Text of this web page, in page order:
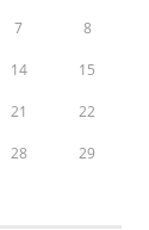
7 8
14 15
21 22
28 29